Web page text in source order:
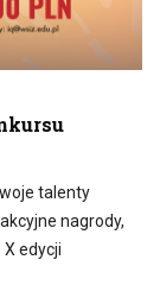
talenty
nagrody,
edycji